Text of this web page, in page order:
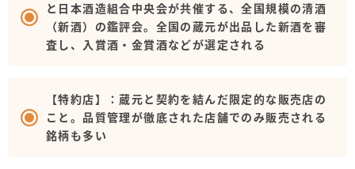
と日本酒造組合中央会が共催する、全国規模の清酒
（新酒）の鑑評会。全国の蔵元が出品した新酒を審
査し、入賞酒・金賞酒などが選定される
【特約店】：蔵元と契約を結んだ限定的な販売店の
こと。品質管理が徹底された店舗でのみ販売される
銘柄も多い